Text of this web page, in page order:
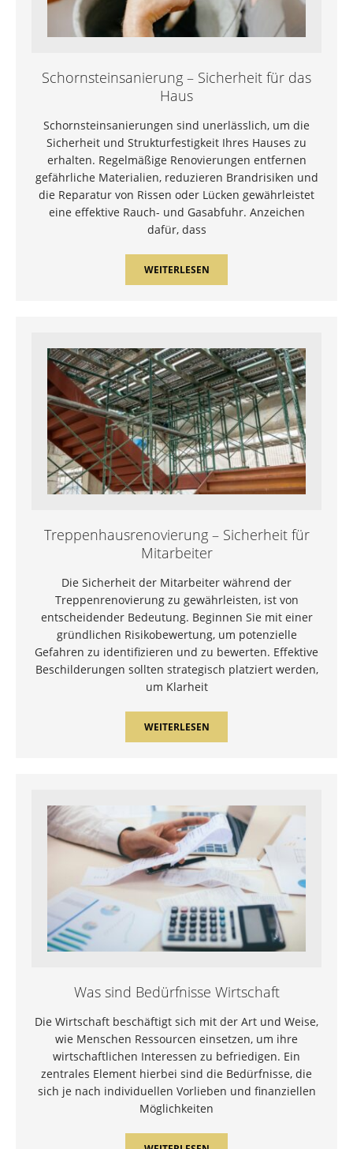
Schornsteinsanierung – Sicherheit für das
Haus
Schornsteinsanierungen sind unerlässlich, um die
Sicherheit und Strukturfestigkeit Ihres Hauses zu
erhalten. Regelmäßige Renovierungen entfernen
gefährliche Materialien, reduzieren Brandrisiken und
die Reparatur von Rissen oder Lücken gewährleistet
eine effektive Rauch- und Gasabfuhr. Anzeichen
dafür, dass
WEITERLESEN
Treppenhausrenovierung – Sicherheit für
Mitarbeiter
Die Sicherheit der Mitarbeiter während der
Treppenrenovierung zu gewährleisten, ist von
entscheidender Bedeutung. Beginnen Sie mit einer
gründlichen Risikobewertung, um potenzielle
Gefahren zu identifizieren und zu bewerten. Effektive
Beschilderungen sollten strategisch platziert werden,
um Klarheit
WEITERLESEN
Was sind Bedürfnisse Wirtschaft
Die Wirtschaft beschäftigt sich mit der Art und Weise,
wie Menschen Ressourcen einsetzen, um ihre
wirtschaftlichen Interessen zu befriedigen. Ein
zentrales Element hierbei sind die Bedürfnisse, die
sich je nach individuellen Vorlieben und finanziellen
Möglichkeiten